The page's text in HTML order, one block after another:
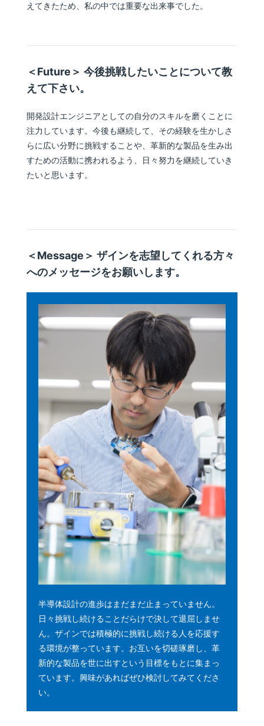
えてきたため、私の中では重要な出来事でした。
＜Future＞ 今後挑戦したいことについて教
えて下さい。
開発設計エンジニアとしての自分のスキルを磨くことに
注力しています。今後も継続して、その経験を生かしさ
らに広い分野に挑戦することや、革新的な製品を生み出
すための活動に携われるよう、日々努力を継続していき
たいと思います。
＜Message＞ ザインを志望してくれる方々
へのメッセージをお願いします。
半導体設計の進歩はまだまだ止まっていません。
日々挑戦し続けることだらけで決して退屈しませ
ん。ザインでは積極的に挑戦し続ける人を応援す
る環境が整っています。お互いを切磋琢磨し、革
新的な製品を世に出すという目標をもとに集まっ
ています。興味があればぜひ検討してみてくださ
い。